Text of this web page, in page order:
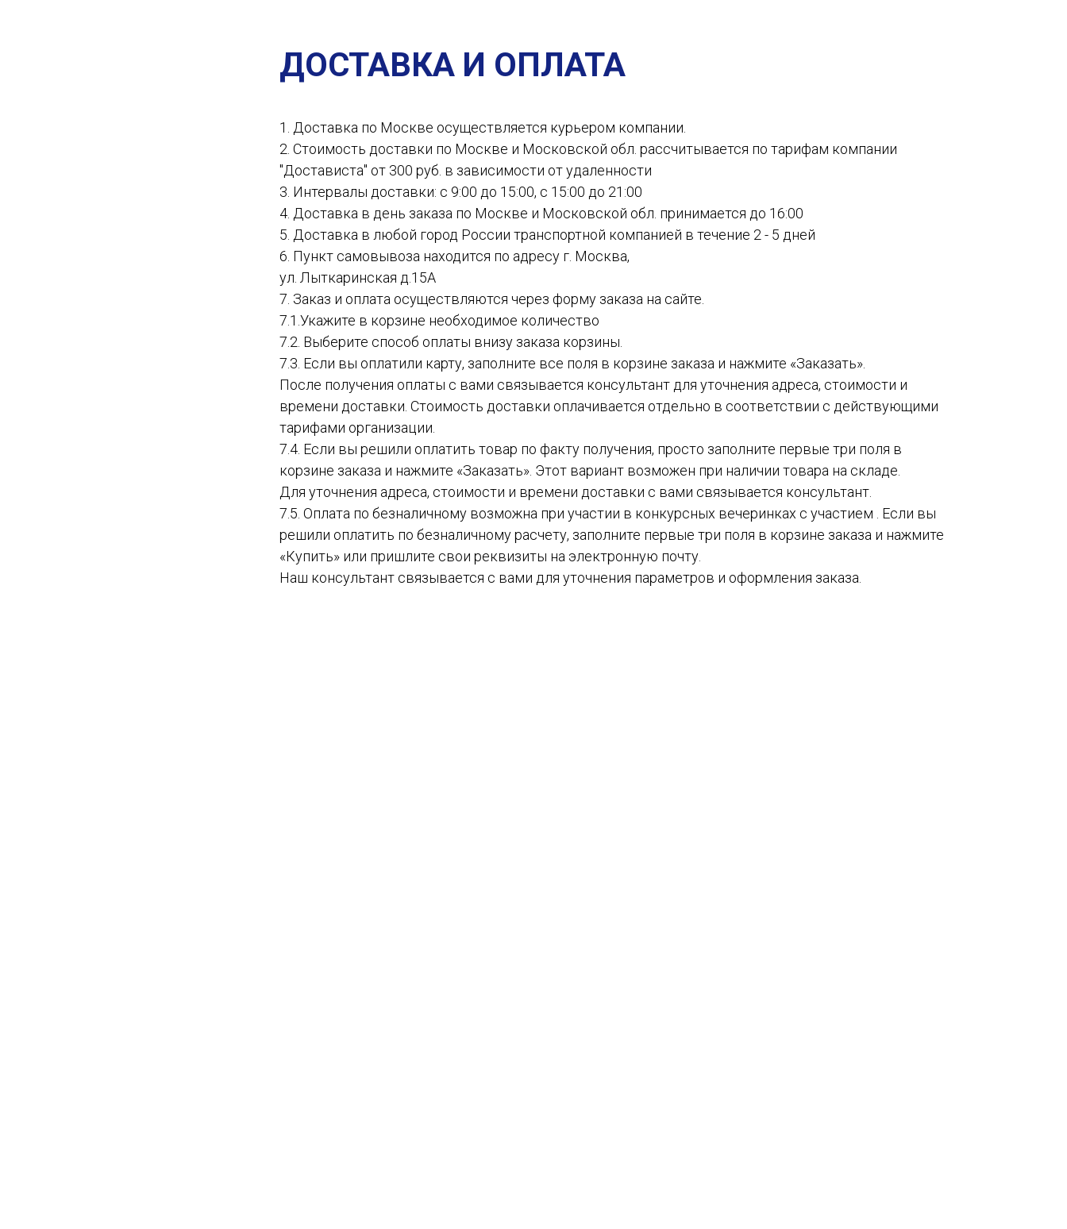
ДОСТАВКА И ОПЛАТА
1. Доставка по Москве осуществляется курьером компании.
2. Стоимость доставки по Москве и Московской обл. рассчитывается по тарифам компании
"Достависта" от 300 руб. в зависимости от удаленности
3. Интервалы доставки: с 9:00 до 15:00, с 15:00 до 21:00
4. Доставка в день заказа по Москве и Московской обл. принимается до 16:00
5. Доставка в любой город России транспортной компанией в течение 2 - 5 дней
6. Пункт самовывоза находится по адресу г. Москва,
ул. Лыткаринская д.15А
7. Заказ и оплата осуществляются через форму заказа на сайте.
7.1.Укажите в корзине необходимое количество
7.2. Выберите способ оплаты внизу заказа корзины.
7.3. Если вы оплатили карту, заполните все поля в корзине заказа и нажмите «Заказать».
После получения оплаты с вами связывается консультант для уточнения адреса, стоимости и
времени доставки. Стоимость доставки оплачивается отдельно в соответствии с действующими
тарифами организации.
7.4. Если вы решили оплатить товар по факту получения, просто заполните первые три поля в
корзине заказа и нажмите «Заказать». Этот вариант возможен при наличии товара на складе.
Для уточнения адреса, стоимости и времени доставки с вами связывается консультант.
7.5. Оплата по безналичному возможна при участии в конкурсных вечеринках с участием . Если вы
решили оплатить по безналичному расчету, заполните первые три поля в корзине заказа и нажмите
«Купить» или пришлите свои реквизиты на электронную почту.
Наш консультант связывается с вами для уточнения параметров и оформления заказа.